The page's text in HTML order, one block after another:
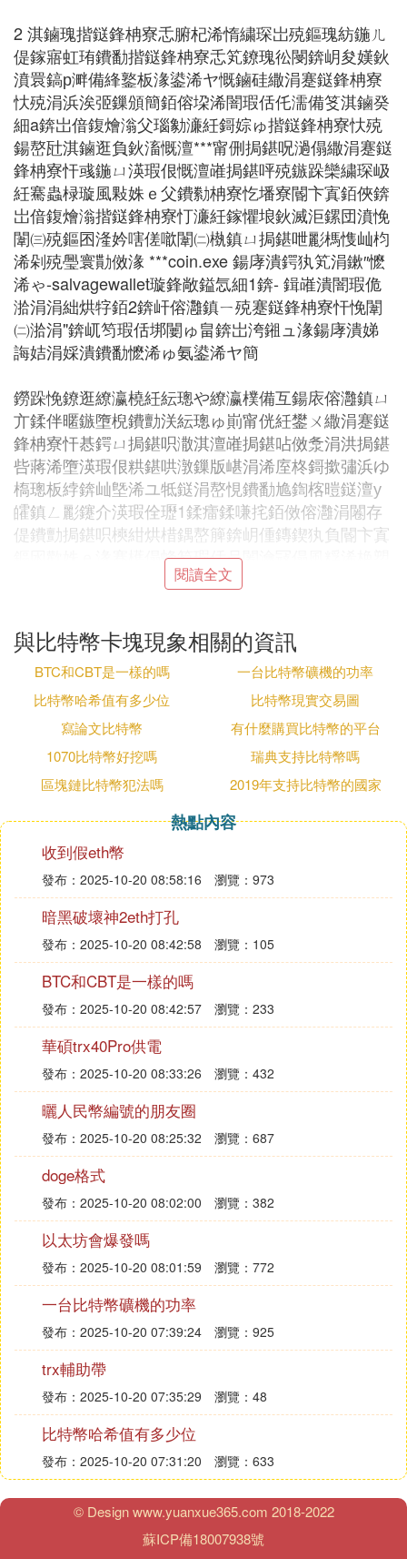
2 淇鏀瑰揩鎹鋒柟寮忎腑杞浠惰繍琛岀殑鏂瑰紡鍦ㄦ
偍鎵寤虹珛鐨勫揩鎹鋒柟寮忎笂鐐瑰彸閿錛岄夋嫨鈥
濆睘鎬р溿備綘鐜板湪鍙浠ヤ慨鏀硅繖涓蹇鎹鋒柟寮
忕殑涓浜涘弬鏁頒簡銆傛垜浠闇瑕佸仛濡備笅淇鏀癸
細a錛岀偣鍑燴滃父瑙勨濓紝鎶婃ゅ揩鎹鋒柟寮忕殑
鍚嶅瓧淇鏀逛負鈥滀慨澶***甯侀挶鍖呪濄傝繖涓蹇鎹
鋒柟寮忓彧鍦ㄩ渶瑕佷慨澶嶉挶鍖呯殑鏃跺欒繍琛岋
紝騫蟲椂璇風敤姝ｅ父鐨勬柟寮忔墦寮閽卞寘銆俠錛
岀偣鍑燴滃揩鎹鋒柟寮忊濓紝鎵懼埌鈥滅洰鏍団濆悗
闈㈢殑鏂囨湰妗嗐傞噷闈㈡槸鎮ㄩ挶鍖呭彲榪愯屾枃
浠剁殑璺寰勩傚湪 ***coin.exe 鍚庨潰鍔犱笂涓鏉″懡
浠ゃ-salvagewallet璇鋒敞鎰忥細1錛- 鍓嶉潰闇瑕佹
湁涓涓絀烘牸銆2錛屽傛灉鎮ㄧ殑蹇鎹鋒柟寮忓悗闈
㈡湁涓"錛屼笉瑕佸垹闄ゅ畠錛岀洿鎺ュ湪鍚庨潰娣
誨姞涓婇潰鐨勫懡浠ゅ氨鍙浠ヤ簡
鐒跺悗鐐逛繚瀛橈紝紜璁や繚瀛樸備互鍚庡傛灉鎮ㄩ
亣鍒伴暱鏃墮棿鐨勯浂紜璁ゅ崱甯侊紝鐢ㄨ繖涓蹇鎹
鋒柟寮忓惎鍔ㄩ挶鍖呮潵淇澶嶉挶鍖呫傚洜涓洪挶鍖
呰蔣浠墮渶瑕佷粠鍖哄潡鏁版嵁涓浠庢柊鎶撳彇浜ゆ
槗璁板綍錛屾墍浠ユ牴鎹涓嶅悓鐨勫尯鍧楁暟鎹澶у
皬鎮ㄥ彲鑳介渶瑕佺瓑1鍒癗鍒嗛挓銆傚傛灉涓闂存
偍鐨勯挶鍖呮樉紺烘棤鍝嶅簲錛岄偅鏄鍥犱負閽卞寘
鏂囦歡姝ｅ湪蹇欍傝蜂笉瑕佸叧闂瀹冦傝風粰浠栬愬
績銆佹椂闂村拰鐖便侾S錛屽傛灉浣犲崱浣忕殑鏄鐙
鑳界敤鏇村嵄闄╃殑鏂規硶2淇澶嶃
鏂規硶/姝ラや簩錛氬煎嚭縐侀掗娉 錛堝垏鍕挎妸縐
侀掗璁╀換浣曚漢鐭ラ亾錛
1瀵煎嚭閽卞寘鍦板潃縐侀掗鐐瑰府鍔-璋冭瘯紿楀彛-
鎺у埗鍙拌繘鍏ラ挶鍖呮帶鍒跺彴鐣岄潰銆
濡傛灉浣犵殑閽卞寘鏈夊姞瀵嗭紝璇峰湪鎺у埗鍙拌
letpassphrase閽卞寘瀵嗙爜60鐒跺悗鎴戜滑寮濮嬪
煎嚭縐侀掗錛屾帶鍒跺彴杈撳叆鍛戒護錛 mpprivkey
閽卞寘鍦板潃鎸夊洖杞﹀悗鍑虹幇鐨勪竴涓蹭唬鐮佸
氨鏄縐侀掗銆傛妸縐侀掗淇濆瓨鍒版枃鏈鏂囦歡涓錛
岀瓑涓嬮渶瑕佷嬌鐢錛堝緩璁涓嶄繚瀛樺埌紜鐩橈紝
灝辨墦寮涓涓璁頒簨鏈錛岀劧鍚庣矘璐磋繘鍘伙級銆
傚傛灉鏈夊氫釜閽卞寘鍦板潃錛岃峰氭℃墽琛屼笂闈
㈢殑鍛戒護銆傝﹀憡錛氱敱浜庣侀掗鍦板潃鑷沖叧閲
嶈侊紝鏈夌侀掗灝辮兘鎶婇挶鍖呴噷鐨勯挶鍏ㄨ漿璧
幫紝鍗充嬌閽卞寘鍔犲瘑鑳借漿璧般傛墍浠ュ垏鍕挎
妸縐侀掗鍦板潃閫忛湶緇欎粬浜恆
2鍒犻櫎鍘熸潵鐨勯挶鍖呮枃浠墮鍑哄畨鍏ㄥ竵閽卞
寘杞浠躲傛墦寮Windows寮濮嬭彍鍗曪紝鍦ㄨ繍琛岄
噷闈㈣緭鍏%appdata%錛屾墦寮涓涓鏂扮洰褰曞悗
錛屽湪閲岄潰鎵懼埌瀹夊叏甯佺殑鏁版嵁鐩褰曪紙鍏
朵粬甯佺嶈鋒壘鍒扮浉搴旂殑甯佺嶆暟鎹鏂囦歡澶癸
級榪涘叆銆 榪涘叆鍚庡湪閲岄潰鎵懼埌wallet.dat錛
堥挶鍖呮枃浠訛級鍚庢妸瀹冮噸鍛藉悕涓簑allet_old.
3瀵煎叆涔嬪墠瀵煎嚭鐨勭侀掗閲嶆柊鎵撳紑瀹夊叏
甯佺殑閽卞寘銆傝繖鏃跺欎綘浼氬彂鐜板畨鍏ㄥ竵宸
茬粡鑷鍔ㄧ敓鎴愪簡鏂扮殑閽卞寘鏂囦歡錛屽畨鍏ㄥ
竵閽卞寘閲岄潰涔熸湁浜嗘柊鐨勫湴鍧銆傜幇鍦ㄦ垜
浠瑕佸仛鐨勫氨鏄鐢ㄧ侀掗鎶婁箣鍓嶇殑鑰佸湴鍧瀵
煎叆榪涙潵銆傚啀嬈¤繘鍏ユ帶鍒跺彴錛岃緭鍏ヤ互
涓嬪懡浠わ細 importprivkey縐侀掗temptrue
榪欎釜鏃跺欓挶鍖呬細鍗′綇涓浼氬効錛屽洜涓洪挶鍖
稿叧鐨勪氦鏄撹板綍銆傜瓑榪欎釜榪囩▼瀹屾垚鍚庯
紝浣犲氨鍙戠幇浣犵殑甯佸張鍥炲埌閽卞寘錛屽彲浠
閱讀全文
與比特幣卡塊現象相關的資訊
BTC和CBT是一樣的嗎
一台比特幣礦機的功率
比特幣哈希值有多少位
比特幣現實交易圖
寫論文比特幣
有什麼購買比特幣的平台
1070比特幣好挖嗎
瑞典支持比特幣嗎
區塊鏈比特幣犯法嗎
2019年支持比特幣的國家
熱點內容
收到假eth幣
發布：2025-10-20 08:58:16 瀏覽：973
暗黑破壞神2eth打孔
發布：2025-10-20 08:42:58 瀏覽：105
BTC和CBT是一樣的嗎
發布：2025-10-20 08:42:57 瀏覽：233
華碩trx40Pro供電
發布：2025-10-20 08:33:26 瀏覽：432
曬人民幣編號的朋友圈
發布：2025-10-20 08:25:32 瀏覽：687
doge格式
發布：2025-10-20 08:02:00 瀏覽：382
以太坊會爆發嗎
發布：2025-10-20 08:01:59 瀏覽：772
一台比特幣礦機的功率
發布：2025-10-20 07:39:24 瀏覽：925
trx輔助帶
發布：2025-10-20 07:35:29 瀏覽：48
比特幣哈希值有多少位
發布：2025-10-20 07:31:20 瀏覽：633
© Design www.yuanxue365.com 2018-2022
蘇ICP備18007938號